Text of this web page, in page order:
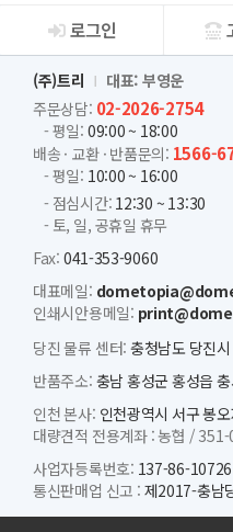
로그인
(주)트리
대표: 부영운
주문상담: 02-2026-2754
- 평일: 09:00 ~ 18:00
배송 · 교환 · 반품문의: 1566-
- 평일: 10:00 ~ 16:00
- 점심시간: 12:30 ~ 13:30
- 토, 일, 공휴일 휴무
Fax: 041-353-9060
대표메일:
인쇄시안용메일:
당진 물류 센터: 충청남도 당진
반품주소: 충남 홍성군 홍성읍
인천 본사: 인천광역시 서구 봉
대량견적 전용계좌 :농협 /
사업자등록번호: 137-86-10726
통신판매업 신고 : 제2017-충남